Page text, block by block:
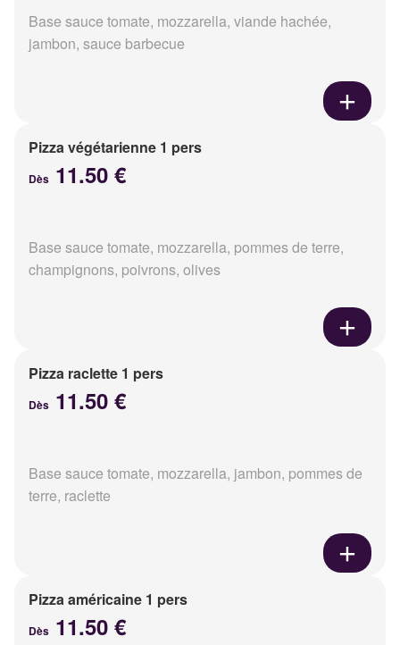
Base sauce tomate, mozzarella, viande hachée,
jambon, sauce barbecue
Pizza végétarienne 1 pers
Dès 11.50 €
Base sauce tomate, mozzarella, pommes de terre,
champignons, poivrons, olives
Pizza raclette 1 pers
Dès 11.50 €
Base sauce tomate, mozzarella, jambon, pommes de
terre, raclette
Pizza américaine 1 pers
Dès 11.50 €